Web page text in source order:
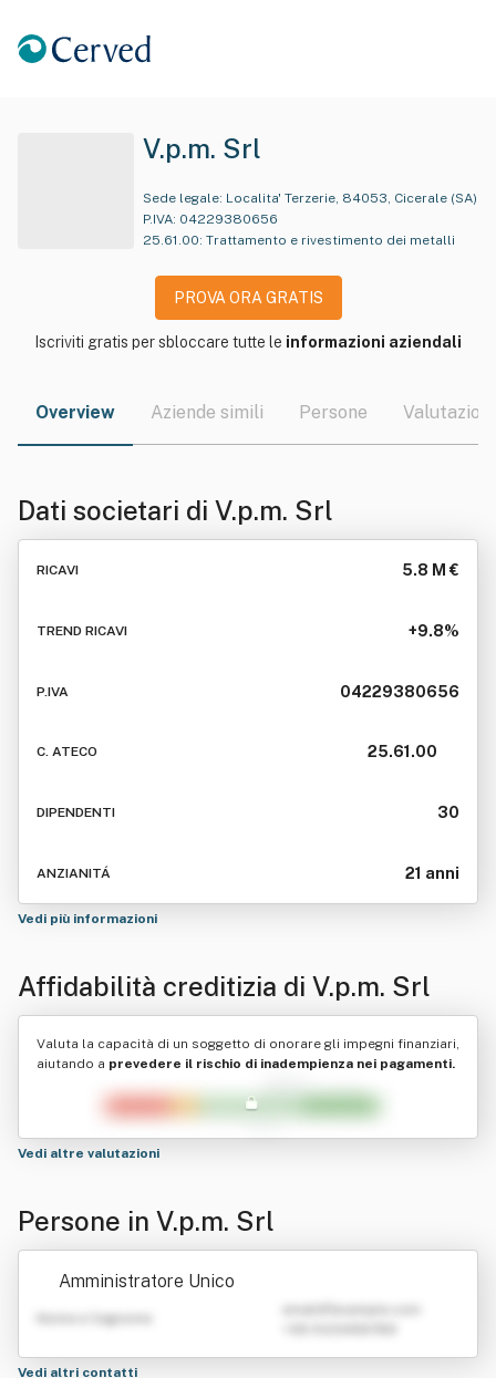
V.p.m. Srl
Sede legale: Localita' Terzerie, 84053, Cicerale (SA)
P.IVA: 04229380656
25.61.00: Trattamento e rivestimento dei metalli
PROVA ORA GRATIS
Iscriviti gratis per sbloccare tutte le informazioni aziendali
Overview Aziende simili Persone Valutazioni
Dati societari di V.p.m. Srl
RICAVI 5.8 M €
TREND RICAVI +9.8%
P.IVA 04229380656
C. ATECO 25.61.00
DIPENDENTI 30
ANZIANITÁ 21 anni
Vedi più informazioni
Affidabilità creditizia di V.p.m. Srl
Valuta la capacità di un soggetto di onorare gli impegni finanziari,
aiutando a prevedere il rischio di inadempienza nei pagamenti.
Vedi altre valutazioni
Persone in V.p.m. Srl
Amministratore Unico
Nome e Cognome
Vedi altri contatti